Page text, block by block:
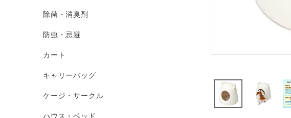
除菌・消臭剤
防虫・忌避
カート
キャリーバッグ
ケージ・サークル
ハウス・ベッド